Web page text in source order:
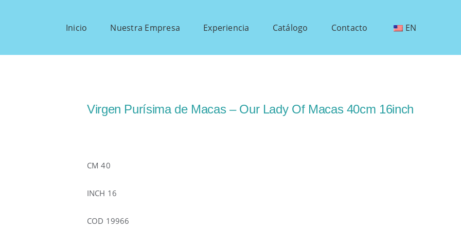
Inicio Nuestra Empresa Experiencia Catálogo Contacto EN
Virgen Purísima de Macas – Our Lady Of Macas 40cm 16inch
CM 40
INCH 16
COD 19966